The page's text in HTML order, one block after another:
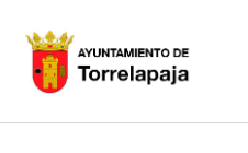
contenido